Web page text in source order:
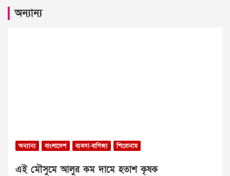
অন্যান্য
অন্যান্য বাংলাদেশ ব্যবসা-বাণিজ্য শিরোনাম
এই মৌসুমে আলুর কম দামে হতাশ কৃষক